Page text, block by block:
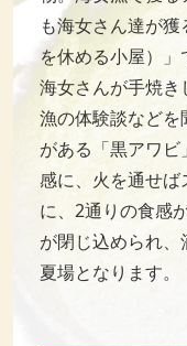
も海女さん達が
を休める小屋）
海女さんが手焼き
漁の体験談など
がある「黒アワ
感に、火を通せば
に、2通りの食感
が閉じ込められ
夏場となります。